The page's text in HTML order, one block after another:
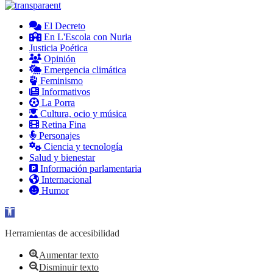
El Decreto
En L'Escola con Nuria
Justicia Poética
Opinión
Emergencia climática
Feminismo
Informativos
La Porra
Cultura, ocio y música
Retina Fina
Personajes
Ciencia y tecnología
Salud y bienestar
Información parlamentaria
Internacional
Humor
Abrir barra de herramientas
Herramientas de accesibilidad
Aumentar texto
Disminuir texto